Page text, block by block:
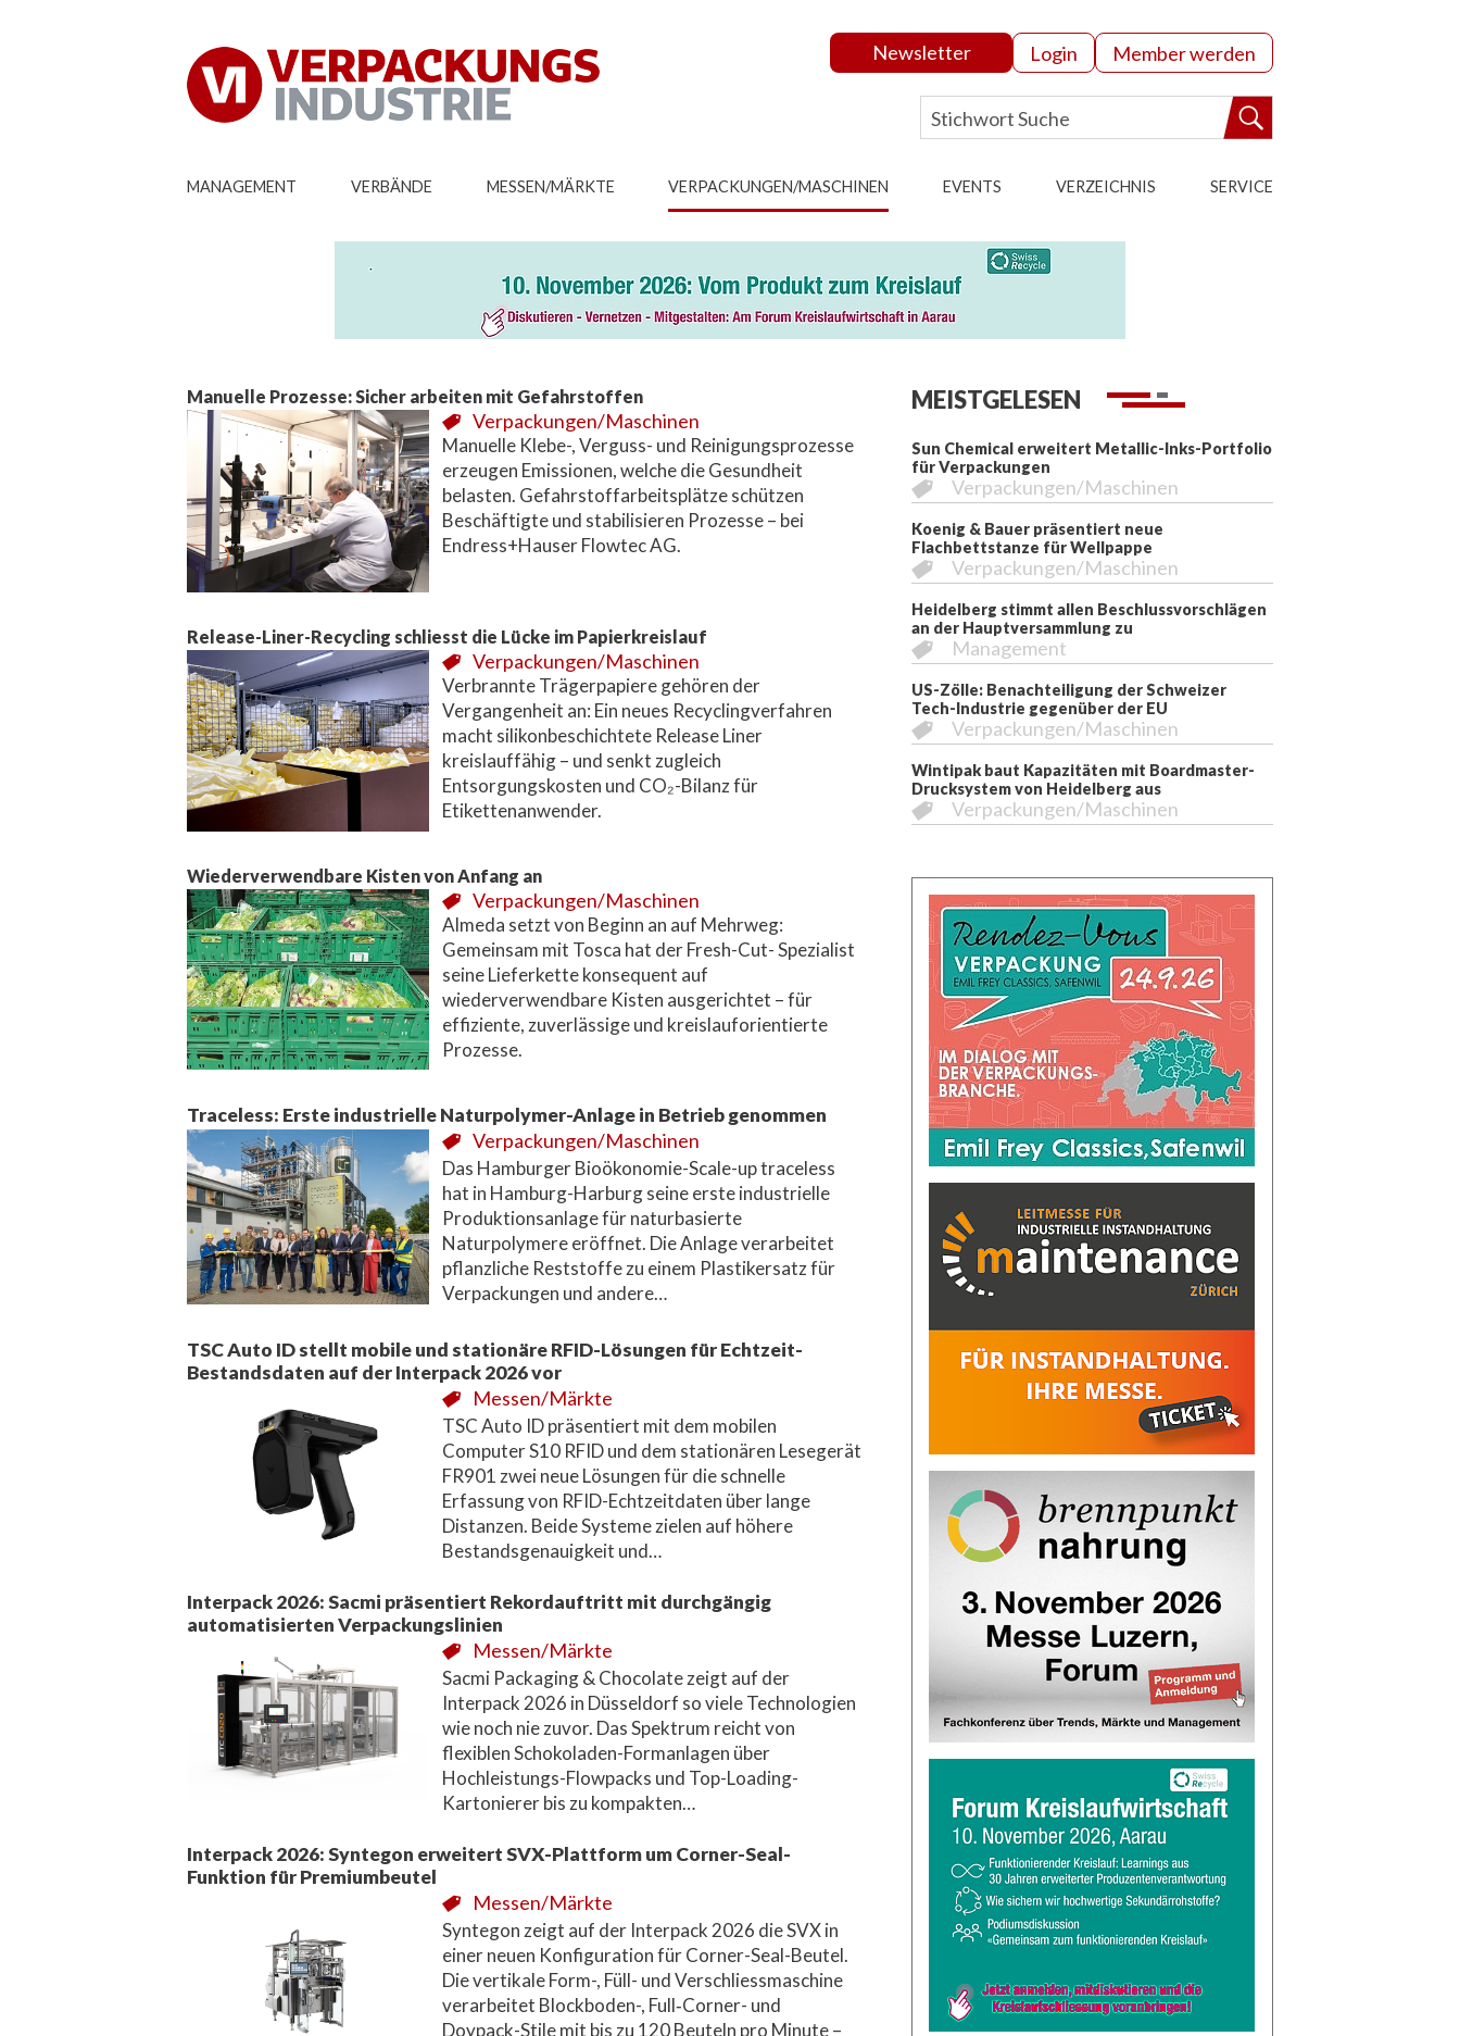
Newsletter Login Member werden
MANAGEMENT VERBÄNDE MESSEN/MÄRKTE VERPACKUNGEN/MASCHINEN EVENTS VERZEICHNIS SERVICE
Manuelle Prozesse: Sicher arbeiten mit Gefahrstoffen
Verpackungen/Maschinen
Manuelle Klebe-, Verguss- und Reinigungsprozesse
erzeugen Emissionen, welche die Gesundheit
belasten. Gefahrstoffarbeitsplätze schützen
Beschäftigte und stabilisieren Prozesse – bei
Endress+Hauser Flowtec AG.
Release-Liner-Recycling schliesst die Lücke im Papierkreislauf
Verpackungen/Maschinen
Verbrannte Trägerpapiere gehören der
Vergangenheit an: Ein neues Recyclingverfahren
macht silikonbeschichtete Release Liner
kreislauffähig – und senkt zugleich
Entsorgungskosten und CO₂-Bilanz für
Etikettenanwender.
Wiederverwendbare Kisten von Anfang an
Verpackungen/Maschinen
Almeda setzt von Beginn an auf Mehrweg:
Gemeinsam mit Tosca hat der Fresh-Cut- Spezialist
seine Lieferkette konsequent auf
wiederverwendbare Kisten ausgerichtet – für
effiziente, zuverlässige und kreislauforientierte
Prozesse.
Traceless: Erste industrielle Naturpolymer-Anlage in Betrieb genommen
Verpackungen/Maschinen
Das Hamburger Bioökonomie-Scale-up traceless
hat in Hamburg-Harburg seine erste industrielle
Produktionsanlage für naturbasierte
Naturpolymere eröffnet. Die Anlage verarbeitet
pflanzliche Reststoffe zu einem Plastikersatz für
Verpackungen und andere…
TSC Auto ID stellt mobile und stationäre RFID-Lösungen für Echtzeit-
Bestandsdaten auf der Interpack 2026 vor
Messen/Märkte
TSC Auto ID präsentiert mit dem mobilen
Computer S10 RFID und dem stationären Lesegerät
FR901 zwei neue Lösungen für die schnelle
Erfassung von RFID-Echtzeitdaten über lange
Distanzen. Beide Systeme zielen auf höhere
Bestandsgenauigkeit und…
Interpack 2026: Sacmi präsentiert Rekordauftritt mit durchgängig
automatisierten Verpackungslinien
Messen/Märkte
Sacmi Packaging & Chocolate zeigt auf der
Interpack 2026 in Düsseldorf so viele Technologien
wie noch nie zuvor. Das Spektrum reicht von
flexiblen Schokoladen-Formanlagen über
Hochleistungs-Flowpacks und Top-Loading-
Kartonierer bis zu kompakten…
Interpack 2026: Syntegon erweitert SVX-Plattform um Corner-Seal-
Funktion für Premiumbeutel
Messen/Märkte
Syntegon zeigt auf der Interpack 2026 die SVX in
einer neuen Konfiguration für Corner-Seal-Beutel.
Die vertikale Form-, Füll- und Verschliessmaschine
verarbeitet Blockboden-, Full‑Corner- und
Doypack-Stile mit bis zu 120 Beuteln pro Minute –
MEISTGELESEN
Sun Chemical erweitert Metallic-Inks-Portfolio
für Verpackungen
Verpackungen/Maschinen
Koenig & Bauer präsentiert neue
Flachbettstanze für Wellpappe
Verpackungen/Maschinen
Heidelberg stimmt allen Beschlussvorschlägen
an der Hauptversammlung zu
Management
US-Zölle: Benachteiligung der Schweizer
Tech-Industrie gegenüber der EU
Verpackungen/Maschinen
Wintipak baut Kapazitäten mit Boardmaster-
Drucksystem von Heidelberg aus
Verpackungen/Maschinen